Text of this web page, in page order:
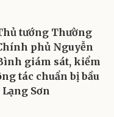
tướng Thường
phủ Nguyễn
giám sát, kiểm
tác chuẩn bị bầu
Lạng Sơn